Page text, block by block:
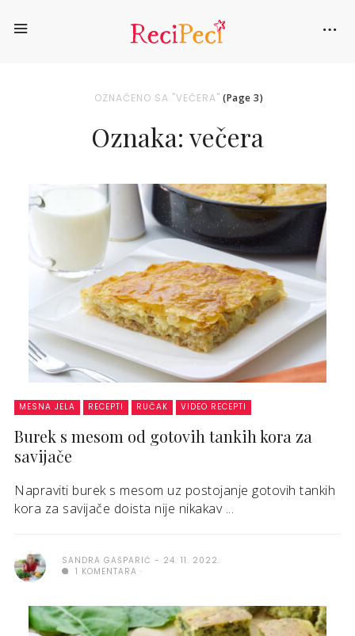
OZNAČENO SA "VEČERA" (Page 3)
Oznaka: večera
MESNA JELA RECEPTI RUČAK VIDEO RECEPTI
Burek s mesom od gotovih tankih kora za
savijače
Napraviti burek s mesom uz postojanje gotovih tankih
kora za savijače doista nije nikakav ...
SANDRA GAŠPARIĆ
24. 11. 2022.
1 KOMENTARA